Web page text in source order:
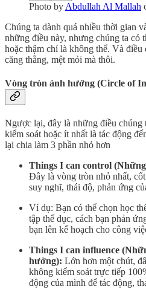
Photo by Abdullah Al Mallah
Chúng ta dành quá nhiều thời gian
những điều này, nhưng chúng ta có
hoặc thậm chí là không thể. Và
căng thẳng, mệt mỏi mà thôi.
Vòng tròn ảnh hưởng (Circle of
Ngược lại, đây là những điều chúng
kiểm soát hoặc ít nhất là tác động
lại chia làm 3 phần nhỏ hơn
Things I can control
Đây là vòng tròn nhỏ nhất,
suy nghĩ, thái độ, phản ứng
Ví dụ: Bạn có thể chọn học
tập thể dục, cách bạn phản
bạn lên kế hoạch cho công
Things I can influence
hưởng): Lớn hơn một chút,
không kiểm soát trực tiếp
động của mình để tác động,